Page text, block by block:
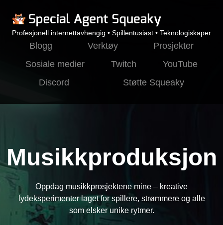
Profesjonell internettavhengig • Spillentusiast • Teknologiskaper
Blogg Verktøy
Prosjekter
Sosiale medier
Twitch
YouTube
Discord
Støtte Squeaky
Musikkproduksjon
Oppdag musikkprosjektene mine – kreative
lydeksperimenter laget for spillere, strømmere og alle
som elsker unike rytmer.